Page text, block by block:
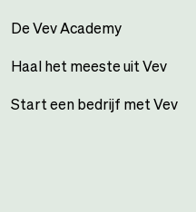
De Vev Academy
Haal het meeste uit Vev
Start een bedrijf met Vev